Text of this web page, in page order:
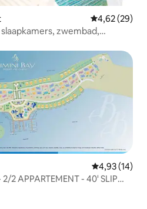
Gemiddelde
4,62 (29)
zwembad,
Gemiddelde
4,93 (14)
2/2 APPARTEMENT - 40' SLIP